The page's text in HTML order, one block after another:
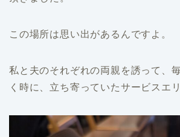
この場所は思い出があるんですよ。
私と夫のそれぞれの両親を誘って、
く時に、立ち寄っていたサービスエ